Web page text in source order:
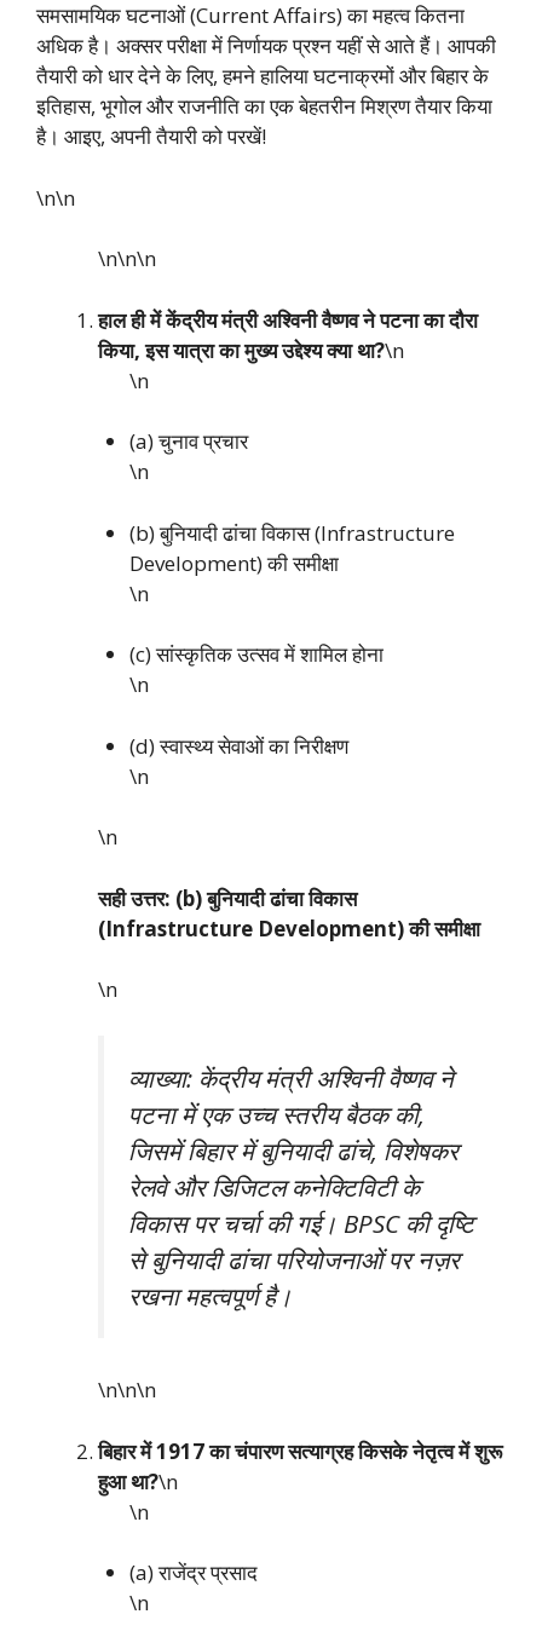
समसामयिक घटनाओं (Current Affairs) का महत्व कितना
अधिक है। अक्सर परीक्षा में निर्णायक प्रश्न यहीं से आते हैं। आपकी
तैयारी को धार देने के लिए, हमने हालिया घटनाक्रमों और बिहार के
इतिहास, भूगोल और राजनीति का एक बेहतरीन मिश्रण तैयार किया
है। आइए, अपनी तैयारी को परखें!
\n\n
\n\n\n
हाल ही में केंद्रीय मंत्री अश्विनी वैष्णव ने पटना का दौरा
किया, इस यात्रा का मुख्य उद्देश्य क्या था?\n
\n
(a) चुनाव प्रचार
\n
(b) बुनियादी ढांचा विकास (Infrastructure
Development) की समीक्षा
\n
(c) सांस्कृतिक उत्सव में शामिल होना
\n
(d) स्वास्थ्य सेवाओं का निरीक्षण
\n
\n
सही उत्तर: (b) बुनियादी ढांचा विकास
(Infrastructure Development) की समीक्षा
\n
व्याख्या: केंद्रीय मंत्री अश्विनी वैष्णव ने
पटना में एक उच्च स्तरीय बैठक की,
जिसमें बिहार में बुनियादी ढांचे, विशेषकर
रेलवे और डिजिटल कनेक्टिविटी के
विकास पर चर्चा की गई। BPSC की दृष्टि
से बुनियादी ढांचा परियोजनाओं पर नज़र
रखना महत्वपूर्ण है।
\n\n\n
बिहार में 1917 का चंपारण सत्याग्रह किसके नेतृत्व में शुरू
हुआ था?\n
\n
(a) राजेंद्र प्रसाद
\n